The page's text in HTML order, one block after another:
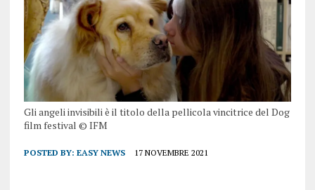
Gli angeli invisibili è il titolo della pellicola vincitrice del Dog
film festival © IFM
POSTED BY: EASY NEWS 17 NOVEMBRE 2021